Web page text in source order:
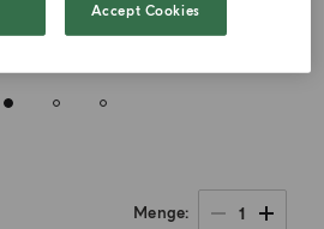
Menge 1
Accept Cookies